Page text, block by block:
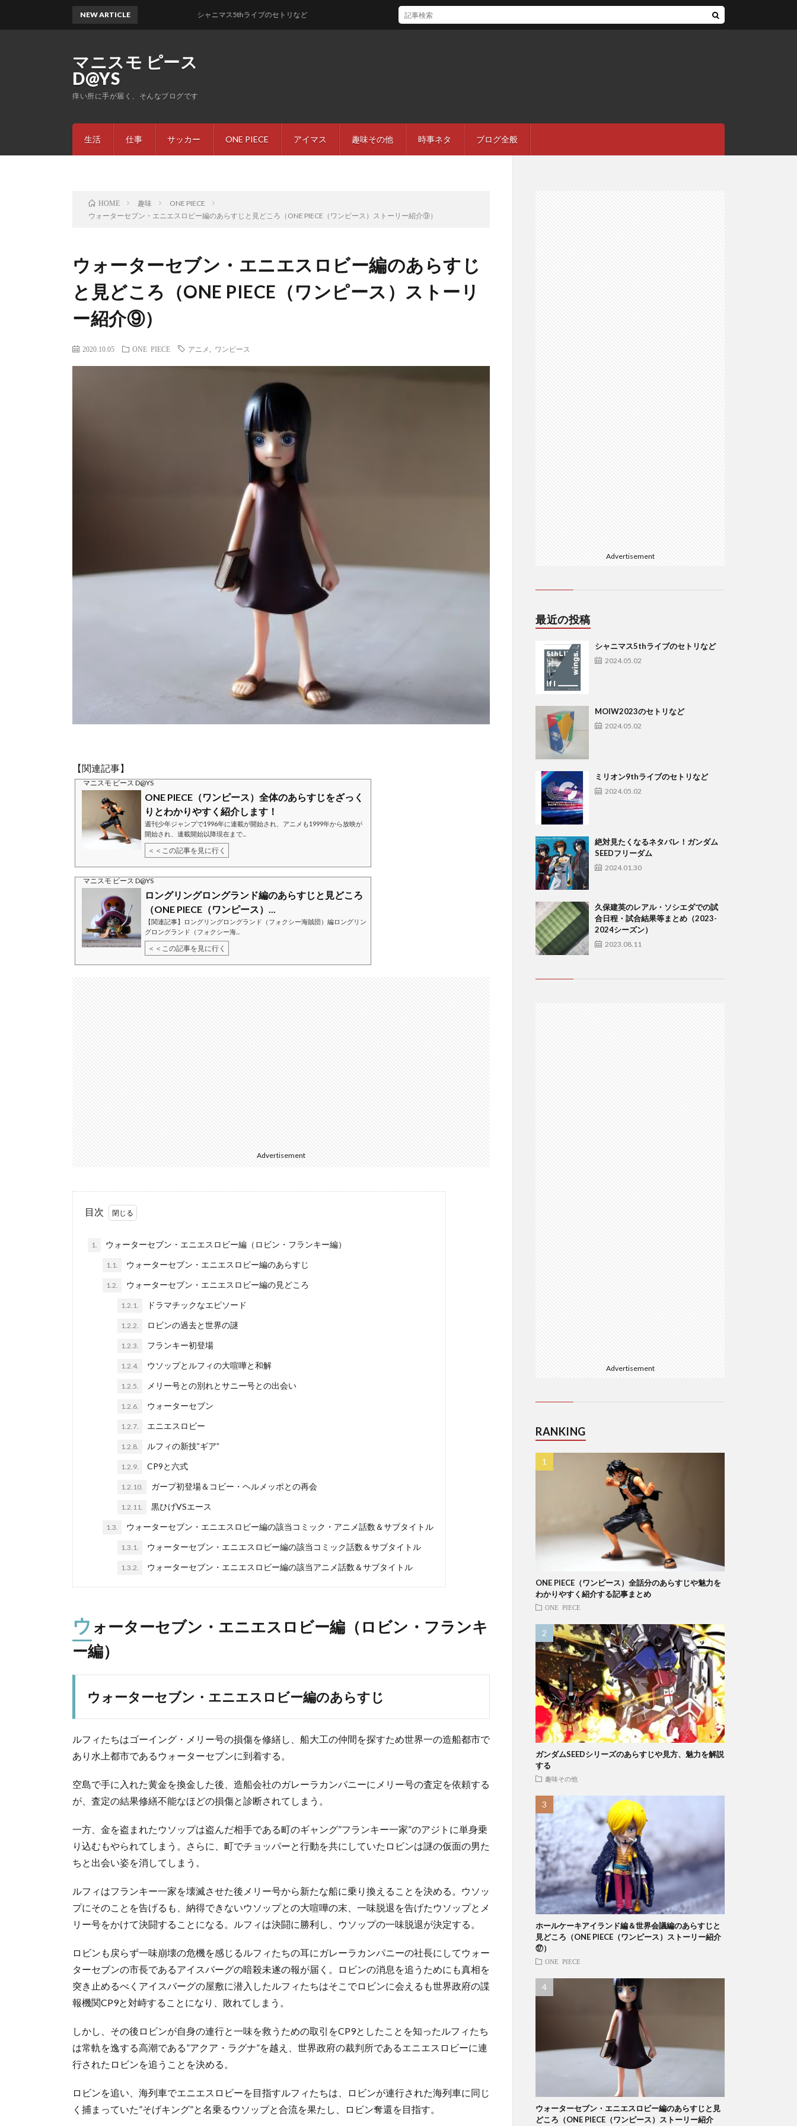
マニスモ ピース
D@YS
痒い所に手が届く、そんなブログです
生活 仕事 サッカー ONE PIECE アイマス 趣味その他 時事ネタ ブログ全般
NEW ARTICLE シャニマス5thライブのセトリなど
HOME 趣味
ONE PIECE
ウォーターセブン・エニエスロビー編のあらすじと見どころ（ONE PIECE（ワンピース）ストーリー紹介⑨）
ウォーターセブン・エニエスロビー編のあらすじ
と見どころ（ONE PIECE（ワンピース）ストーリ
ー紹介⑨）
2020.10.05 ONE PIECE アニメ ワンピース
【関連記事】
マニスモ ピース D@YS
ONE PIECE（ワンピース）全体のあらすじをざっく
りとわかりやすく紹介します！
週刊少年ジャンプで1996年に連載が開始され、アニメも1999年から放映が
開始され、連載開始以降現在まで...
＜＜この記事を見に行く
マニスモ ピース D@YS
ロングリングロングランド編のあらすじと見どころ
（ONE PIECE（ワンピース）...
【関連記事】ロングリングロングランド（フォクシー海賊団）編ロングリン
グロングランド（フォクシー海...
＜＜この記事を見に行く
Advertisement
目次
1. ウォーターセブン・エニエスロビー編（ロビン・フランキー編）
1.1. ウォーターセブン・エニエスロビー編のあらすじ
1.2. ウォーターセブン・エニエスロビー編の見どころ
1.2.1. ドラマチックなエピソード
1.2.2. ロビンの過去と世界の謎
1.2.3. フランキー初登場
1.2.4. ウソップとルフィの大喧嘩と和解
1.2.5. メリー号との別れとサニー号との出会い
1.2.6. ウォーターセブン
1.2.7. エニエスロビー
1.2.8. ルフィの新技”ギア”
1.2.9. CP9と六式
1.2.10. ガープ初登場＆コビー・ヘルメッポとの再会
1.2.11. 黒ひげVSエース
1.3. ウォーターセブン・エニエスロビー編の該当コミック・アニメ話数＆サブタイトル
1.3.1. ウォーターセブン・エニエスロビー編の該当コミック話数＆サブタイトル
1.3.2. ウォーターセブン・エニエスロビー編の該当アニメ話数＆サブタイトル
ウ ォーターセブン・エニエスロビー編（ロビン・フランキ
ー編）
ウォーターセブン・エニエスロビー編のあらすじ
ルフィたちはゴーイング・メリー号の損傷を修繕し、船大工の仲間を探すため世界一の造船都市で
あり水上都市であるウォーターセブンに到着する。
空島で手に入れた黄金を換金した後、造船会社のガレーラカンパニーにメリー号の査定を依頼する
が、査定の結果修繕不能なほどの損傷と診断されてしまう。
一方、金を盗まれたウソップは盗んだ相手である町のギャング”フランキー一家”のアジトに単身乗
り込むもやられてしまう。さらに、町でチョッパーと行動を共にしていたロビンは謎の仮面の男た
ちと出会い姿を消してしまう。
ルフィはフランキー一家を壊滅させた後メリー号から新たな船に乗り換えることを決める。ウソッ
プにそのことを告げるも、納得できないウソップとの大喧嘩の末、一味脱退を告げたウソップとメ
リー号をかけて決闘することになる。ルフィは決闘に勝利し、ウソップの一味脱退が決定する。
ロビンも戻らず一味崩壊の危機を感じるルフィたちの耳にガレーラカンパニーの社長にしてウォー
ターセブンの市長であるアイスバーグの暗殺未遂の報が届く。ロビンの消息を追うためにも真相を
突き止めるべくアイスバーグの屋敷に潜入したルフィたちはそこでロビンに会えるも世界政府の諜
報機関CP9と対峙することになり、敗れてしまう。
しかし、その後ロビンが自身の連行と一味を救うための取引をCP9としたことを知ったルフィたち
は常軌を逸する高潮である”アクア・ラグナ”を越え、世界政府の裁判所であるエニエスロビーに連
行されたロビンを追うことを決める。
ロビンを追い、海列車でエニエスロビーを目指すルフィたちは、ロビンが連行された海列車に同じ
く捕まっていた”そげキング”と名乗るウソップと合流を果たし、ロビン奪還を目指す。
Advertisement
最近の投稿
シャニマス5thライブのセトリなど
2024.05.02
MOIW2023のセトリなど
2024.05.02
ミリオン9thライブのセトリなど
2024.05.02
絶対見たくなるネタバレ！ガンダム
SEEDフリーダム
2024.01.30
久保建英のレアル・ソシエダでの試
合日程・試合結果等まとめ（2023-
2024シーズン）
2023.08.11
Advertisement
RANKING
ONE PIECE（ワンピース）全話分のあらすじや魅力を
わかりやすく紹介する記事まとめ
ONE PIECE
ガンダムSEEDシリーズのあらすじや見方、魅力を解説
する
趣味その他
ホールケーキアイランド編＆世界会議編のあらすじと
見どころ（ONE PIECE（ワンピース）ストーリー紹介
⑰）
ONE PIECE
ウォーターセブン・エニエスロビー編のあらすじと見
どころ（ONE PIECE（ワンピース）ストーリー紹介